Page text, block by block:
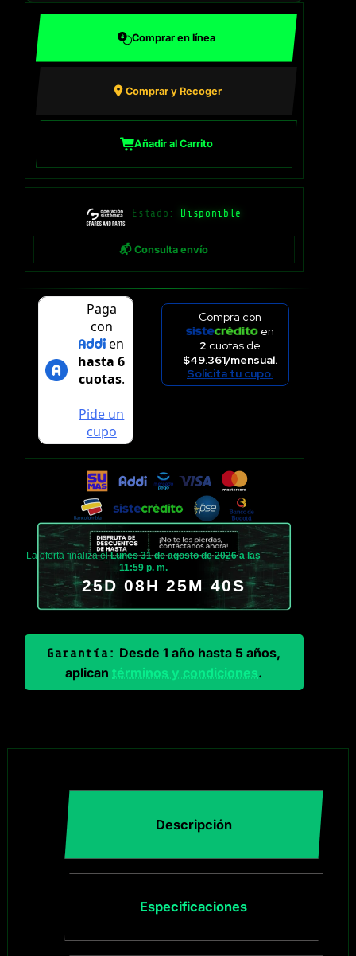
Comprar en línea
Comprar y Recoger
Añadir al Carrito
Estado: Disponible
📬 Consulta envío
Compra con
en
2 cuotas de
$49.361/mensual.
Solicita tu cupo.
La oferta finaliza elLunes 31 de agosto de 2026 a las
11:59 p. m.
25D 08H 25M 40S
Garantía: Desde 1 año hasta 5 años,
aplicantérminos y condiciones.
Descripción
Especificaciones